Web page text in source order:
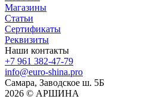
Магазины
Статьи
Сертификаты
Реквизиты
Наши контакты
+7 961 382-47-79
info@euro-shina.pro
Самара, Заводское ш. 5Б
2026 © АРШИНА